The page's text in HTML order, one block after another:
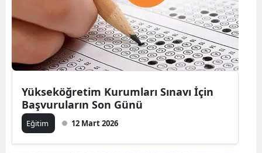
Yükseköğretim Kurumları Sınavı İçin
Başvuruların Son Günü
Eğitim 12 Mart 2026